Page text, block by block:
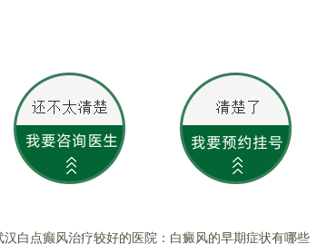
汉白点癫风治疗较好的医院：白癜风的早期症状有哪些